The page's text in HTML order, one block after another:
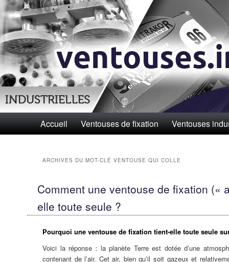
Aller au contenu principal
Aller au contenu secondaire
Accueil Ventouses de fixation Ventouses
ARCHIVES DU MOT-CLÉVENTOUSE QUI COLLE
Comment une ventouse de fixation («
elle toute seule ?
Pourquoi une ventouse de fixation tient-elle toute seule
Voici la réponse : la planète Terre est dotée d’une
contenant de l’air. Cet air, bien qu’il soit gazeux et